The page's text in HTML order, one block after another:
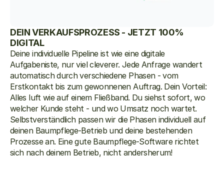
DEIN VERKAUFSPROZESS - JETZT 100%
DIGITAL
Deine individuelle Pipeline ist wie eine digitale
Aufgabeniste, nur viel cleverer. Jede Anfrage wandert
automatisch durch verschiedene Phasen - vom
Erstkontakt bis zum gewonnenen Auftrag. Dein Vorteil:
Alles luft wie auf einem Fließband. Du siehst sofort, wo
welcher Kunde steht - und wo Umsatz noch wartet.
Selbstverständlich passen wir die Phasen individuell auf
deinen Baumpflege-Betrieb und deine bestehenden
Prozesse an. Eine gute Baumpflege-Software richtet
sich nach deinem Betrieb, nicht andersherum!